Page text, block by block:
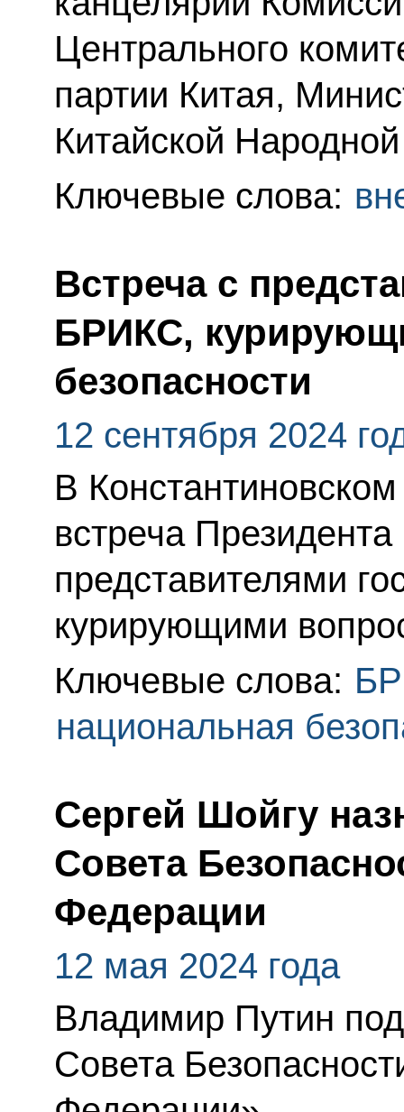
Центрального
партии Китая,
Китайской
Ключевые слова:
Встреча с
БРИКС,
безопасности
12 сентября 2024
В
встреча
представителями
курирующими
Ключевые слова:
национальная
Сергей Шойгу
Совета
Федерации
12 мая 2024 года
Владимир Путин
Совета